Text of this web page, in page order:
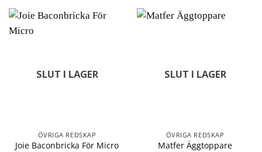
SLUT I LAGER
ÖVRIGA REDSKAP
Joie Baconbricka För Micro
SLUT I LAGER
ÖVRIGA REDSKAP
Matfer Äggtoppare